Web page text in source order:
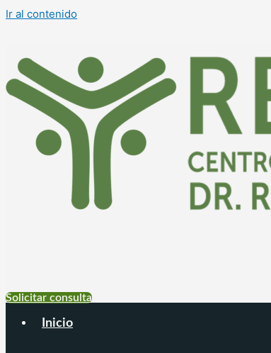
Ir al contenido
Solicitar consulta
Inicio